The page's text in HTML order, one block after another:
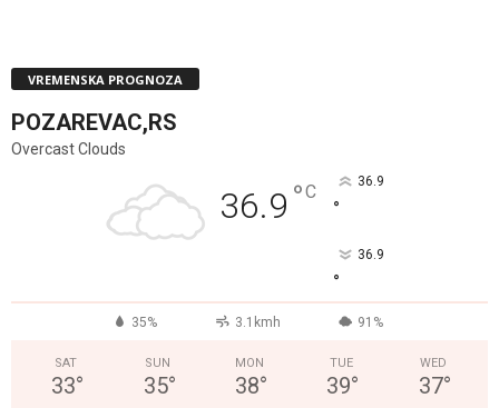
VREMENSKA PROGNOZA
POZAREVAC,RS
Overcast Clouds
36.9 °C 36.9
°
36.9
°
35% 3.1kmh 91%
SAT
33°
SUN
35°
MON
38°
TUE
39°
WED
37°